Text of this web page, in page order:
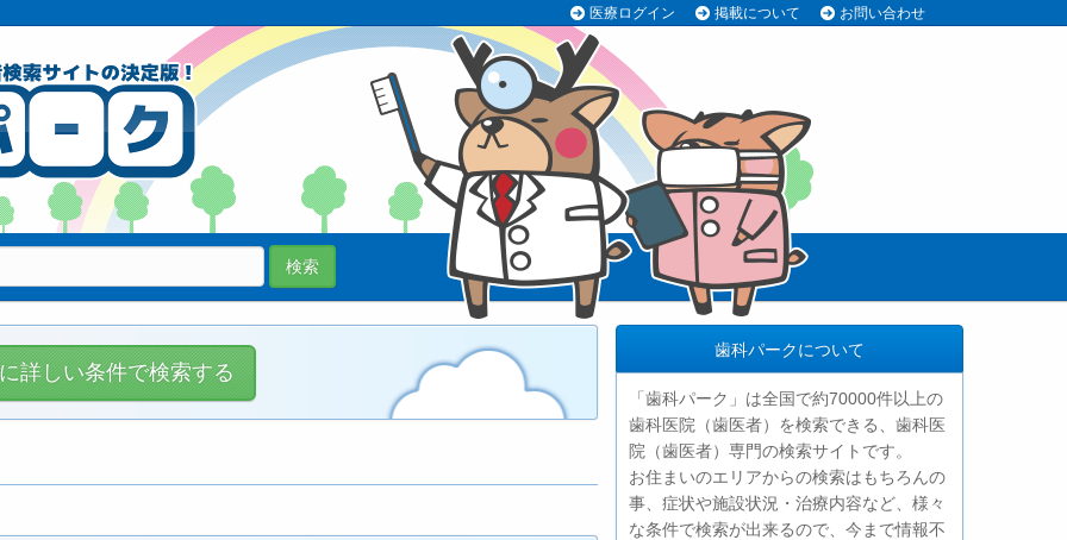
医療ログイン 掲載について お問い合わせ
検索
詳しい条件で検索する
歯科パークについて
「歯科パーク」は全国で約70000件以上の
歯科医院（歯医者）を検索できる、歯科医
院（歯医者）専門の検索サイトです。
お住まいのエリアからの検索はもちろんの
事、症状や施設状況・治療内容など、様々
な条件で検索が出来るので、今まで情報不